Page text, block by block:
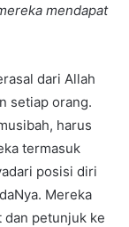
mendapat
dari Allah
setiap orang.
harus
termasuk
posisi diri
Mereka
dan petunjuk ke